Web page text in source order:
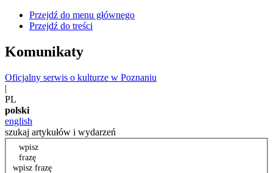
Przejdź do menu głównego
Przejdź do treści
Komunikaty
Oficjalny serwis o kulturze w Poznaniu
|
PL
polski
english
szukaj artykułów i wydarzeń
wpisz
frazę
wpisz frazę